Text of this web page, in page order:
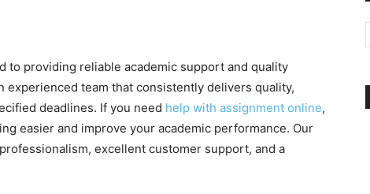
to providing reliable academic support and quality
experienced team that consistently delivers quality,
deadlines. If you need help with assignment online,
easier and improve your academic performance. Our
excellent customer support, and a